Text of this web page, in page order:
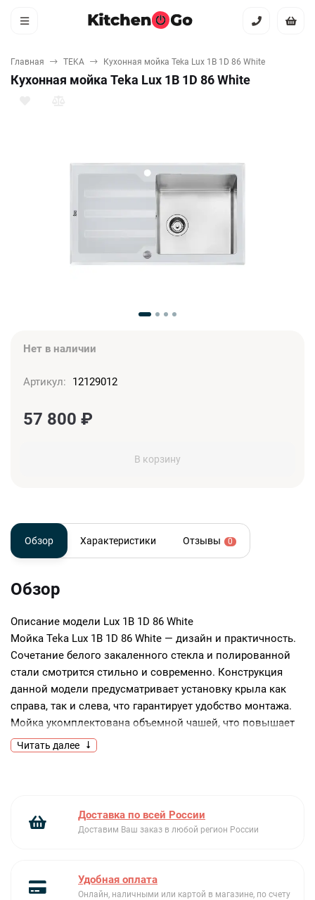
Главная TEKA Кухонная мойка Teka Lux 1B 1D 86 White
Кухонная мойка Teka Lux 1B 1D 86 White
Нет в наличии
Артикул: 12129012
57 800 ₽
В корзину
Обзор Характеристики Отзывы 0
Обзор
Описание модели Lux 1B 1D 86 White
Мойка Teka Lux 1B 1D 86 White — дизайн и практичность.
Сочетание белого закаленного стекла и полированной
стали смотрится стильно и современно. Конструкция
данной модели предусматривает установку крыла как
справа, так и слева, что гарантирует удобство монтажа.
Мойка укомплектована объемной чашей, что повышает
комфорт использования.
Сифон в комплекте
Читать далее
Доставка по всей России
Доставим Ваш заказ в любой регион России
Удобная оплата
Онлайн, наличными или картой в магазине, по счету